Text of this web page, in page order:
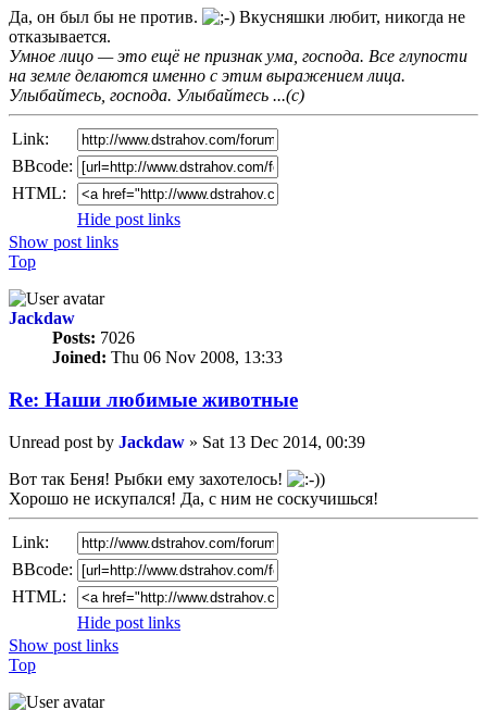
Да, он был бы не против.
Вкусняшки любит, никогда не
отказывается.
Умное лицо — это ещё не признак ума, господа. Все глупости
на земле делаются именно с этим выражением лица.
Улыбайтесь, господа. Улыбайтесь ...(с)
Link:
BBcode:
HTML:
Hide post links
Show post links
Top
Jackdaw
Posts: 7026
Joined: Thu 06 Nov 2008, 13:33
Re: Наши любимые животные
Unread post by Jackdaw » Sat 13 Dec 2014, 00:39
Вот так Беня! Рыбки ему захотелось!
Хорошо не искупался! Да, с ним не соскучишься!
Link:
BBcode:
HTML:
Hide post links
Show post links
Top